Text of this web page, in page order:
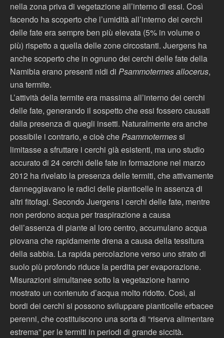
nella zona priva di vegetazione all’interno di essi. Così
facendo ha scoperto che l’umidità all’interno dei cerchi
delle fate era sempre ben più elevata (5% in volume o
più) rispetto a quella delle zone circostanti. Juergens ha
anche scoperto che in ognuno dei cerchi delle fate della
Namibia erano presenti nidi di Psammotermes allocerus,
una termite.
L’attività della termite era massima all’interno dei cerchi
delle fate, generando il sospetto che essi fossero causati
dalla presenza di quegli insetti. Naturalmente era anche
possibile i contrario, e cioè chePsammotermessi
limitasse a sfruttare i cerchi già esistenti, ma uno studio
accurato di 24 cerchi delle fate in formazione nel marzo
2012 ha rivelato la presenza delle termiti, che attivamente
danneggiavano le radici delle pianticelle in assenza di
altri fitofagi. Secondo Juergens i cerchi delle fate, mentre
non perdono acqua per traspirazione a causa
dell’assenza di piante al loro centro, accumulano acqua
piovana che rapidamente drena a causa della tessitura
della sabbia. La rapida percolazione verso uno strato di
suolo più profondo riduce la perdita per evaporazione.
Misurazioni simultanee sotto la vegetazione hanno
mostrato un contenuto d’acqua molto ridotto. Così, ai
bordi dei cerchi si possono sviluppare pianticelle erbacee
perenni, che costituiscono una sorta di “riserva alimentare
estrema” per le termiti in periodi di grande siccità.